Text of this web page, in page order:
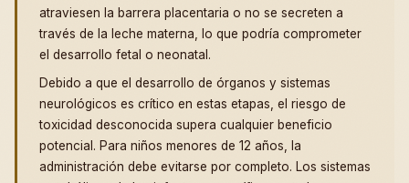
atraviesen la barrera placentaria o no se secreten a
través de la leche materna, lo que podría comprometer
el desarrollo fetal o neonatal.
Debido a que el desarrollo de órganos y sistemas
neurológicos es crítico en estas etapas, el riesgo de
toxicidad desconocida supera cualquier beneficio
potencial. Para niños menores de 12 años, la
administración debe evitarse por completo. Los sistemas